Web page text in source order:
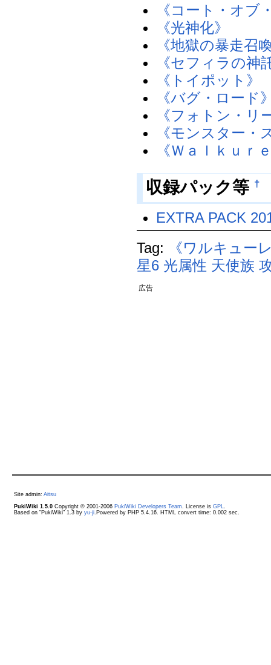
《コート・オブ
《光神化》
《地獄の暴走召
《セフィラの神
《トイポット》
《バグ・ロード
《フォトン・リ
《モンスター・
《Ｗａｌｋｕｒ
収録パック等 †
EXTRA PACK
Tag:
《ワルキュー
星6 光属性 天使族
広告
Site admin: Aitsu
PukiWiki 1.5.0Copyright © 2001-2006 PukiWiki Developers Team . License is GPL
Based on "PukiWiki" 1.3 by yu-ji.Powered by PHP 5.4.16. HTML convert time: 0.002 sec.